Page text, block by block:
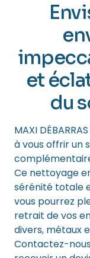
et
du
MAXI
à vous offrir un
Ce nettoyage
sérénité totale
vous pourrez
retrait de vos
divers, métaux
Contactez-